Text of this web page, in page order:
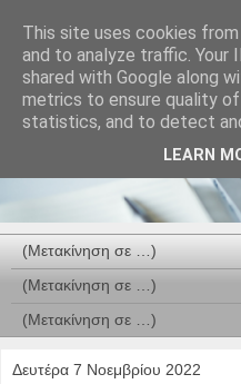
Δευτέρα 7 Νοεμβρίου 2022
This site uses cookies
and to analyze traffic. Your
shared with Google along
metrics to ensure quality
statistics, and to detect
LEARN